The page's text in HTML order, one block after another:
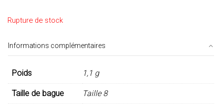
Rupture de stock
Informations complémentaires
Poids 1,1 g
Taille de bague Taille 8